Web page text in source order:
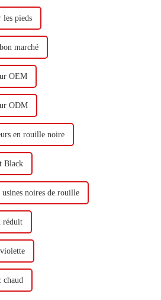
les pieds
marché
OEM
ODM
en rouille noire
Black
noires de rouille
réduit
chaud